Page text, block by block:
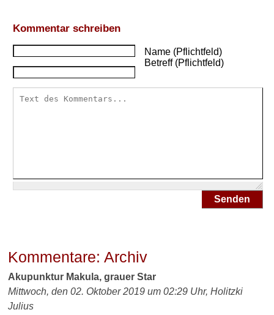
Kommentar schreiben
Name (Pflichtfeld)
Betreff (Pflichtfeld)
Senden
Kommentare: Archiv
Akupunktur Makula, grauer Star
Mittwoch, den 02. Oktober 2019 um 02:29 Uhr, Holitzki
Julius